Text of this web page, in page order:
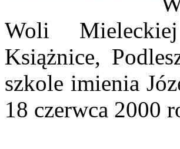
Woli
Książnice,
szkole imienia
18 czerwca 2000